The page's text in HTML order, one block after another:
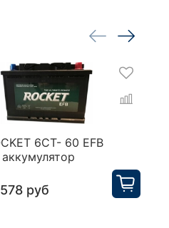
6CT- 60 EFB
руб